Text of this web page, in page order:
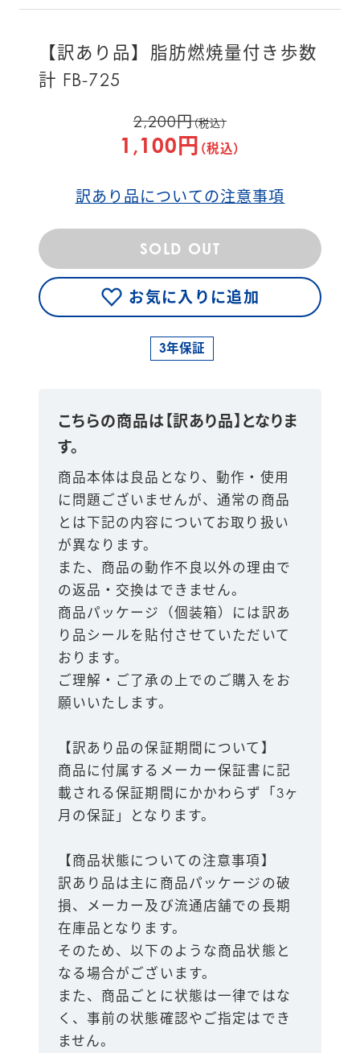
【訳あり品】脂肪燃焼量付き歩数
計 FB-725
2,200円（税込）
1,100円 （税込）
訳あり品についての注意事項
SOLD OUT
お気に入りに追加
3年保証
こちらの商品は【訳あり品】となりま
す。
商品本体は良品となり、動作・使用
に問題ございませんが、通常の商品
とは下記の内容についてお取り扱い
が異なります。
また、商品の動作不良以外の理由で
の返品・交換はできません。
商品パッケージ（個装箱）には訳あ
り品シールを貼付させていただいて
おります。
ご理解・ご了承の上でのご購入をお
願いいたします。
【訳あり品の保証期間について】
商品に付属するメーカー保証書に記
載される保証期間にかかわらず「3ヶ
月の保証」となります。
【商品状態についての注意事項】
訳あり品は主に商品パッケージの破
損、メーカー及び流通店舗での長期
在庫品となります。
そのため、以下のような商品状態と
なる場合がございます。
また、商品ごとに状態は一律ではな
く、事前の状態確認やご指定はでき
ません。